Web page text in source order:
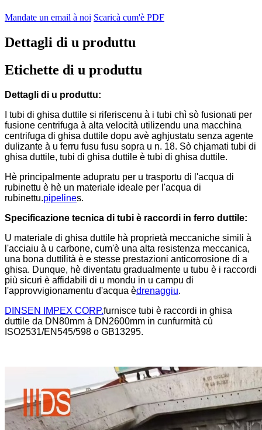
Mandate un email à noi Scaricà cum'è PDF
Dettagli di u produttu
Etichette di u produttu
Dettagli di u produttu:
I tubi di ghisa duttile si riferiscenu à i tubi chì sò fusionati per
fusione centrifuga à alta velocità utilizendu una macchina
centrifuga di ghisa duttile dopu avè aghjustatu senza agente
dulizante à u ferru fusu fusu sopra u n. 18. Sò chjamati tubi di
ghisa duttile, tubi di ghisa duttile è tubi di ghisa duttile.
Hè principalmente adupratu per u trasportu di l'acqua di
rubinettu è hè un materiale ideale per l'acqua di
rubinettu.pipelines.
Specificazione tecnica di tubi è raccordi in ferro duttile:
U materiale di ghisa duttile hà proprietà meccaniche simili à
l'acciaiu à u carbone, cum'è una alta resistenza meccanica,
una bona duttilità è e stesse prestazioni anticorrosione di a
ghisa. Dunque, hè diventatu gradualmente u tubu è i raccordi
più sicuri è affidabili di u mondu in u campu di
l'approvvigionamentu d'acqua èdrenaggiu.
DINSEN IMPEX CORP.furnisce tubi è raccordi in ghisa
duttile da DN80mm à DN2600mm in cunfurmità cù
ISO2531/EN545/598 o GB13295.